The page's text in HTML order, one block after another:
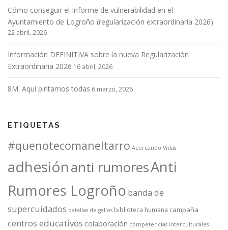
Cómo conseguir el Informe de vulnerabilidad en el
Ayuntamiento de Logroño (regularización extraordinaria 2026)
22 abril, 2026
Información DEFINITIVA sobre la nueva Regularización
Extraordinaria 2026 16 abril, 2026
8M: Aquí pintamos todas 6 marzo, 2026
ETIQUETAS
#quenotecomaneltarro Acercando Vidas
adhesiónanti rumoresAnti
Rumores Logroño banda de
supercuidados batallas de gallos biblioteca humana campaña
centros educativos colaboración competencias interculturales